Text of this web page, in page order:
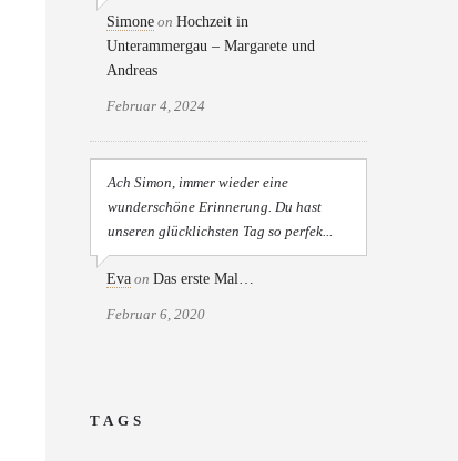
Simone on Hochzeit in
Unterammergau – Margarete und
Andreas
Februar 4, 2024
Ach Simon, immer wieder eine
wunderschöne Erinnerung. Du hast
unseren glücklichsten Tag so perfek...
Eva on Das erste Mal…
Februar 6, 2020
TAGS